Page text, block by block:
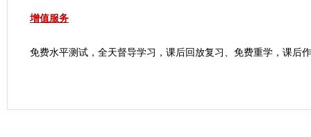
增值服务
免费水平测试，全天督导学习，课后回放复习、免费重学，课后